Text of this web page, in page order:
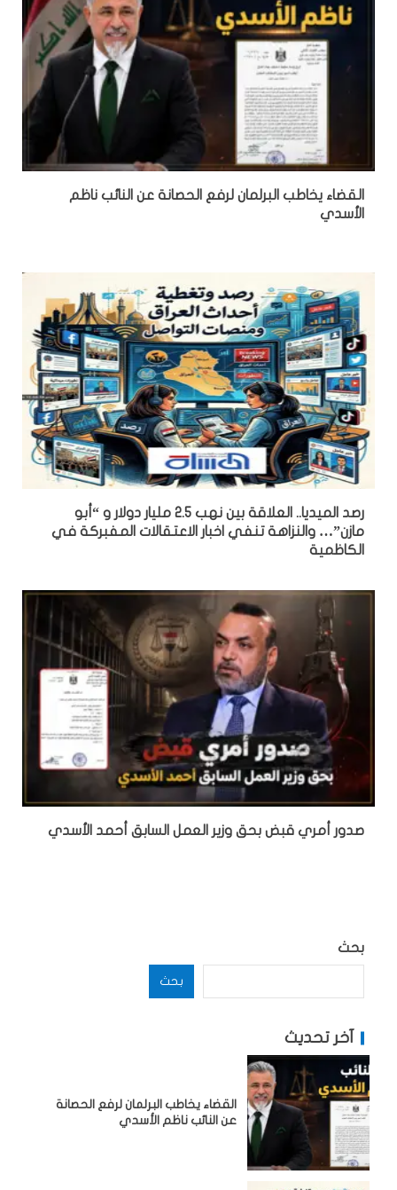
القضاء يخاطب البرلمان لرفع الحصانة عن النائب ناظم
الأسدي
رصد الميديا.. العلاقة بين نهب 2.5 مليار دولار و “أبو
مازن”… والنزاهة تنفي اخبار الاعتقالات المفبركة في
الكاظمية
صدور أمري قبض بحق وزير العمل السابق أحمد الأسدي
بحث
بحث
آخر تحديث
القضاء يخاطب البرلمان لرفع الحصانة
عن النائب ناظم الأسدي